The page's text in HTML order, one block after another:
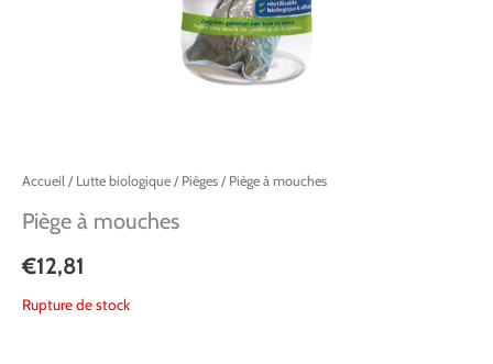
Accueil / Lutte biologique / Pièges / Piège à mouches
Piège à mouches
€12,81
Rupture de stock